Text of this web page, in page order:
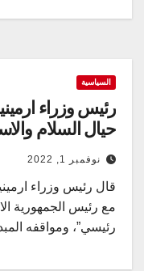
السياسية
رئيس وزراء
حيال السلام
نوفمبر 1, 2022
قال رئيس وزراء
مع رئيس الجمهورية
رئيسي”، ومواقفه